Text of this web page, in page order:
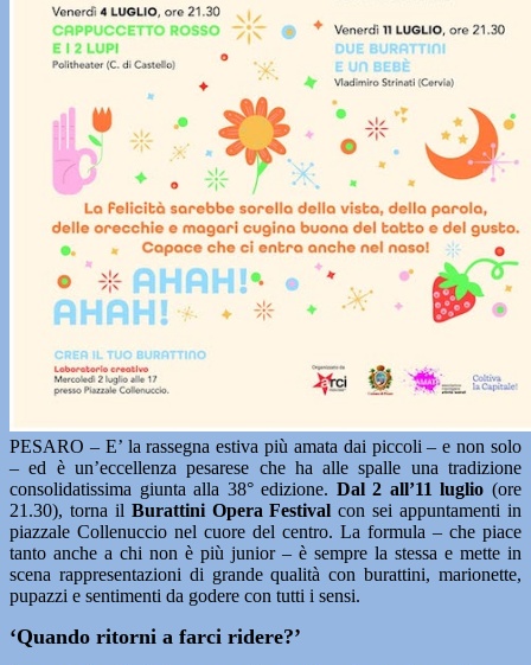
PESARO – E’ la rassegna estiva più amata dai piccoli – e non solo
– ed è un’eccellenza pesarese che ha alle spalle una tradizione
consolidatissima giunta alla 38° edizione. Dal 2 all’11 luglio (ore
21.30), torna il Burattini Opera Festival con sei appuntamenti in
piazzale Collenuccio nel cuore del centro. La formula – che piace
tanto anche a chi non è più junior – è sempre la stessa e mette in
scena rappresentazioni di grande qualità con burattini, marionette,
pupazzi e sentimenti da godere con tutti i sensi.
‘Quando ritorni a farci ridere?’